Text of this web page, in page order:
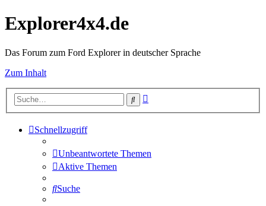
Explorer4x4.de
Das Forum zum Ford Explorer in deutscher Sprache
Zum Inhalt
Suche
Schnellzugriff
Unbeantwortete Themen
Aktive Themen
Suche